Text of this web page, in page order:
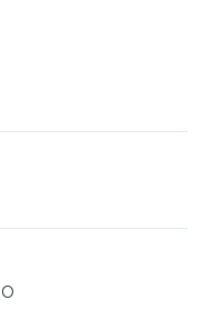
soft touch, è
per illuminare
luce omogenea e
è possibile
esigenza quotidiana.